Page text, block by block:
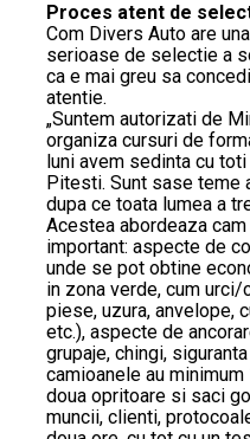
Proces atent de
Com Divers Auto are
serioase de selectie a
ca e mai greu sa
atentie.
„Suntem autorizati de
organiza cursuri de
luni avem sedinta cu
Pitesti. Sunt sase teme
dupa ce toata lumea a
Acestea abordeaza
important: aspecte de
unde se pot obtine
in zona verde, cum
piese, uzura, anvelope,
etc.), aspecte de
grupaje, chingi,
camioanele au
doua opritoare si saci
muncii, clienti,